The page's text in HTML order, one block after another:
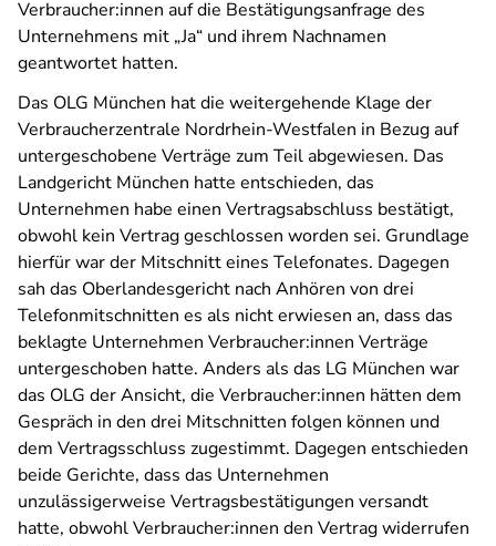
Verbraucher:innen auf die Bestätigungsanfrage des
Unternehmens mit „Ja“ und ihrem Nachnamen
geantwortet hatten.
Das OLG München hat die weitergehende Klage der
Verbraucherzentrale Nordrhein-Westfalen in Bezug auf
untergeschobene Verträge zum Teil abgewiesen. Das
Landgericht München hatte entschieden, das
Unternehmen habe einen Vertragsabschluss bestätigt,
obwohl kein Vertrag geschlossen worden sei. Grundlage
hierfür war der Mitschnitt eines Telefonates. Dagegen
sah das Oberlandesgericht nach Anhören von drei
Telefonmitschnitten es als nicht erwiesen an, dass das
beklagte Unternehmen Verbraucher:innen Verträge
untergeschoben hatte. Anders als das LG München war
das OLG der Ansicht, die Verbraucher:innen hätten dem
Gespräch in den drei Mitschnitten folgen können und
dem Vertragsschluss zugestimmt. Dagegen entschieden
beide Gerichte, dass das Unternehmen
unzulässigerweise Vertragsbestätigungen versandt
hatte, obwohl Verbraucher:innen den Vertrag widerrufen